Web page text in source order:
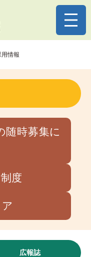
用情報
随時募集に
度
広報誌